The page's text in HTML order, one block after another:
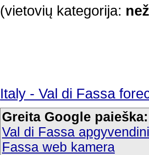
(vietovių kategorija:
Italy - Val di Fassa
Greita Google paieška:
Val di Fassa
Fassa web kamera